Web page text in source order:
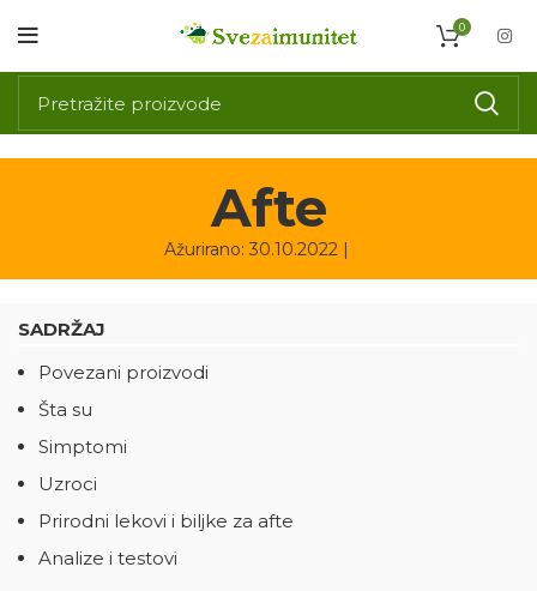
0
Afte
Ažurirano: 30.10.2022 |
SADRŽAJ
Povezani proizvodi
Šta su
Simptomi
Uzroci
Prirodni lekovi i biljke za afte
Analize i testovi